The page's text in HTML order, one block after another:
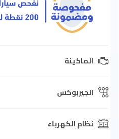
الماكينة
الجيربوكس
نظام الكهرباء